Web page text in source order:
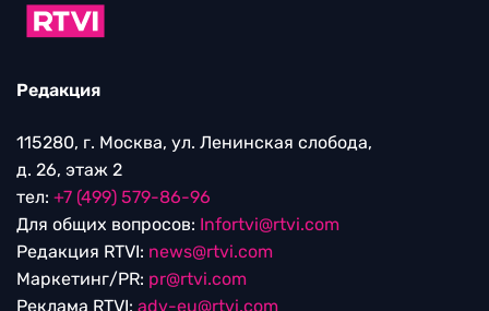
Редакция
115280, г. Москва, ул. Ленинская слобода,
д. 26, этаж 2
тел: +7 (499) 579-86-96
Для общих вопросов: Infortvi@rtvi.com
Редакция RTVI: news@rtvi.com
Маркетинг/PR: pr@rtvi.com
Реклама RTVI: adv-eu@rtvi.com